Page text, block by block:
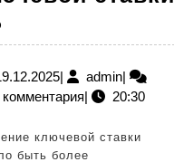
РССП
обратил
внимание
на
несоразмерное
19.12.2025
| adminadmin
|
| 20:30
ключевой ставки
быть более